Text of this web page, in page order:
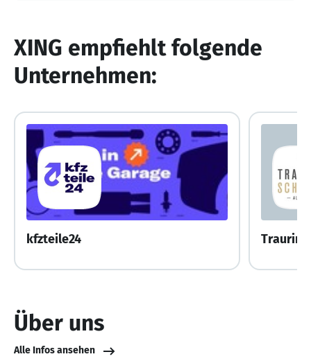
XING empfiehlt folgende
Unternehmen:
kfzteile24
Über uns
Alle Infos ansehen